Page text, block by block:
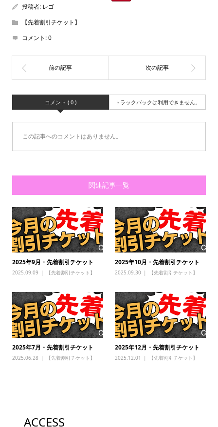
投稿者: レゴ
【先着割引チケット】
コメント:0
コメント ( 0 ) トラックバックは利用できません。
この記事へのコメントはありません。
関連記事一覧
2025年9月・先着割引チケット
2025.09.09 【先着割引チケット】
2025年10月・先着割引チケット
2025.09.30 【先着割引チケット】
2025年7月・先着割引チケット
2025.06.28 【先着割引チケット】
2025年12月・先着割引チケット
2025.12.01 【先着割引チケット】
ACCESS